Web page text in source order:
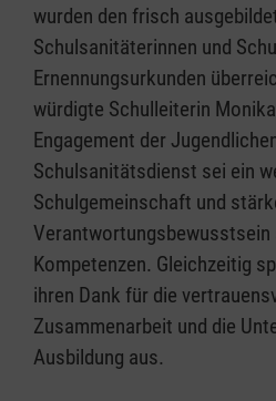
wurden den frisch
Schulsanitäterinnen und
Ernennungsurkunden
würdigte Schulleiterin
Engagement der
Schulsanitätsdienst sei ein
Schulgemeinschaft und
Verantwortungsbewusstsein
Kompetenzen. Gleichzeitig
ihren Dank für die
Zusammenarbeit und die
Ausbildung aus.